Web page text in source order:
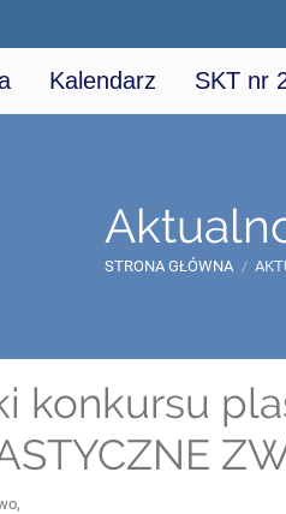
Kalendarz SKT nr
STRONA GŁÓWNA /
konkursu